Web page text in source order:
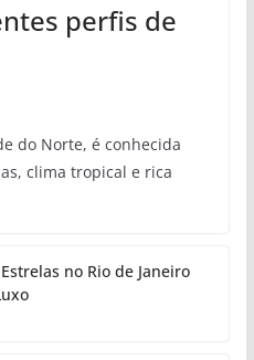
perfis de
do Norte, é conhecida
clima tropical e rica
no Rio de Janeiro